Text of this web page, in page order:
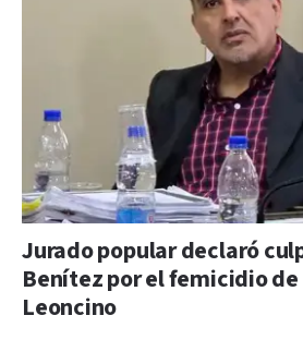
Jurado popular declaró
Benítez por el femicidio
Leoncino